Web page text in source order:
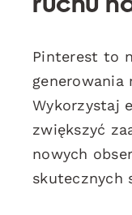
ruchu
Pinterest to
generowania
Wykorzystaj
zwiększyć
nowych
skutecznych